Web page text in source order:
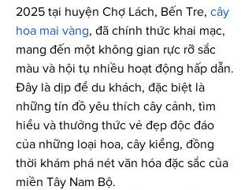
2025 tại huyện Chợ Lách, Bến Tre, cây
hoa mai vàng, đã chính thức khai mạc,
mang đến một không gian rực rỡ sắc
màu và hội tụ nhiều hoạt động hấp dẫn.
Đây là dịp để du khách, đặc biệt là
những tín đồ yêu thích cây cảnh, tìm
hiểu và thưởng thức vẻ đẹp độc đáo
của những loại hoa, cây kiểng, đồng
thời khám phá nét văn hóa đặc sắc của
miền Tây Nam Bộ.